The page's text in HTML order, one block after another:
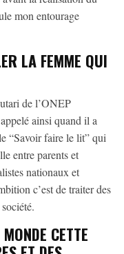
mon entourage
LA FEMME QUI
de l’ONEP
ainsi quand il a
“Savoir faire le lit” qui
entre parents et
nationaux et
c’est de traiter des
CETTE